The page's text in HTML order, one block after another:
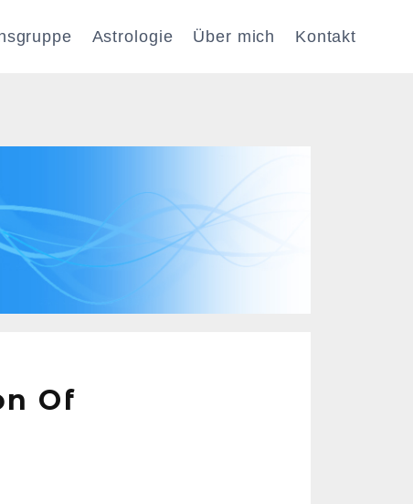
Astrologie Über mich Kontakt
Of